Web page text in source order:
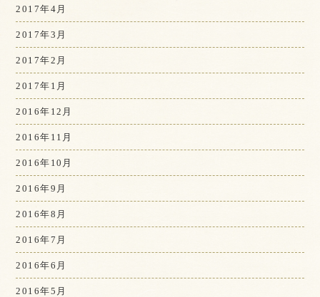
2017年4月
2017年3月
2017年2月
2017年1月
2016年12月
2016年11月
2016年10月
2016年9月
2016年8月
2016年7月
2016年6月
2016年5月